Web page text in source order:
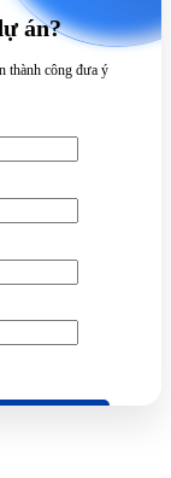
án?
thành công đưa ý